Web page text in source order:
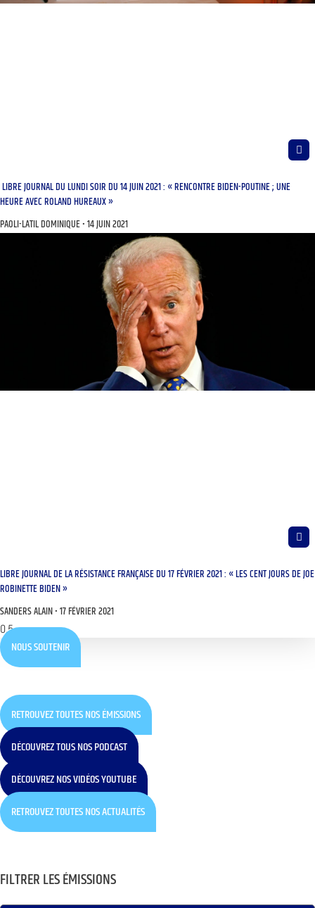
LIBRE JOURNAL DU LUNDI SOIR DU 14 JUIN 2021 : « RENCONTRE BIDEN-POUTINE ; UNE
HEURE AVEC ROLAND HUREAUX »
PAOLI-LATIL DOMINIQUE 14 JUIN 2021
LIBRE JOURNAL DE LA RÉSISTANCE FRANÇAISE DU 17 FÉVRIER 2021 : « LES CENT JOURS DE JOE
ROBINETTE BIDEN »
SANDERS ALAIN 17 FÉVRIER 2021
NOUS SOUTENIR
RETROUVEZ TOUTES NOS ÉMISSIONS
DÉCOUVREZ TOUS NOS PODCAST
DÉCOUVREZ NOS VIDÉOS YOUTUBE
RETROUVEZ TOUTES NOS ACTUALITÉS
FILTRER LES ÉMISSIONS